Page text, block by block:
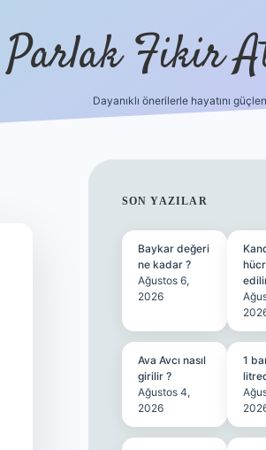
Parlak Fikir
Dayanıklı önerilerle hayatını
SIDEBAR
SON YAZILAR
Baykar değeri
ne kadar ?
Ağustos 6,
2026
Ava Avcı nasıl
girilir ?
Ağustos 4,
2026
1